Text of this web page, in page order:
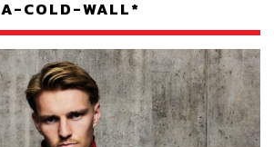
A-COLD-WALL*